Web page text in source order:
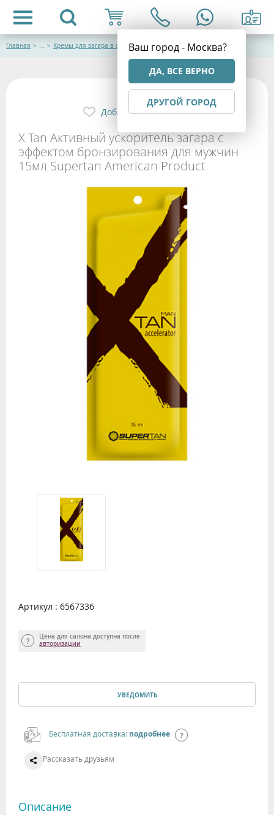
Ваш город - Москва?
ДА, ВСЕ ВЕРНО
ДРУГОЙ ГОРОД
Главная > ... > Кремы для загара в солярии
X Tan Активный ускоритель загара с
эффектом бронзирования для мужчин
15мл Supertan American Product
Добавить в избранное
Артикул : 6567336
Цена для салона доступна после
авторизации
УВЕДОМИТЬ
Бесплатная доставка: подробнее
Рассказать друзьям
Описание